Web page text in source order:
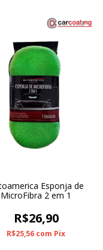
Esponja de
MicroFibra 2 em 1
R$26,90
R$25,56 com Pix